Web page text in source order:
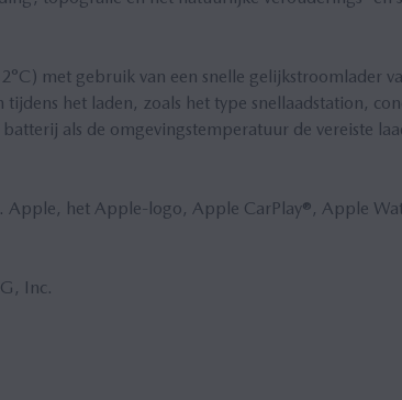
met gebruik van een snelle gelijkstroomlader
het laden, zoals het type snellaadstation,
als de omgevingstemperatuur de vereiste
Apple, het Apple-logo, Apple CarPlay®, Apple
Inc.